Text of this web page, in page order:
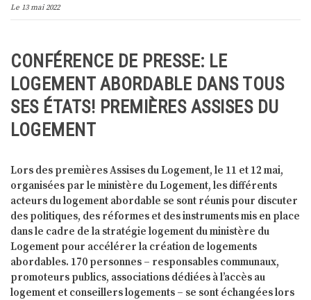
Le 13 mai 2022
CONFÉRENCE DE PRESSE: LE
LOGEMENT ABORDABLE DANS TOUS
SES ÉTATS! PREMIÈRES ASSISES DU
LOGEMENT
Lors des premières Assises du Logement, le 11 et 12 mai,
organisées par le ministère du Logement, les différents
acteurs du logement abordable se sont réunis pour discuter
des politiques, des réformes et des instruments mis en place
dans le cadre de la stratégie logement du ministère du
Logement pour accélérer la création de logements
abordables. 170 personnes – responsables communaux,
promoteurs publics, associations dédiées à l’accès au
logement et conseillers logements – se sont échangées lors